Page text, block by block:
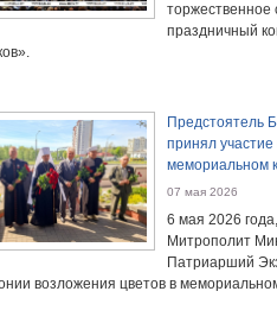
торжественное
праздничный
Предстоятель
принял
мемориальном
07 мая 2026
6 мая 2026
Митрополит
Патриарший
возложения цветов в